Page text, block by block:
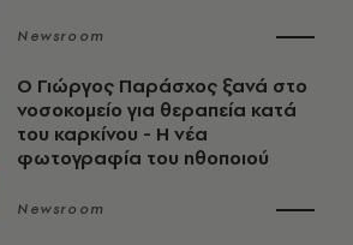
Newsroom
O Γιώργος Παράσχος ξανά στο
νοσοκομείο για θεραπεία κατά
του καρκίνου - Η νέα
φωτογραφία του ηθοποιού
Newsroom